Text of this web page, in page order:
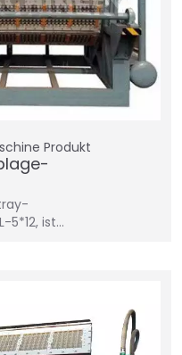
Produkt
5*12, ist…